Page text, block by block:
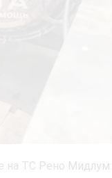
на ТС Рено Мидлум: